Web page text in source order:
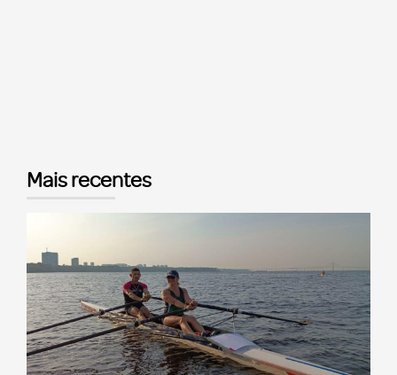
Mais recentes